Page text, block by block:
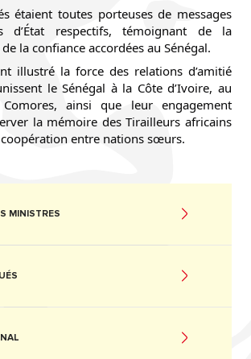
étaient toutes porteuses de messages
d’État respectifs, témoignant de la
la confiance accordées au Sénégal.
illustré la force des relations d’amitié
le Sénégal à la Côte d’Ivoire, au
ainsi que leur engagement
la mémoire des Tirailleurs africains
entre nations sœurs.
MINISTRES